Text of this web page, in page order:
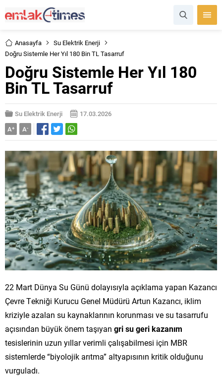
Anasayfa
Su Elektrik Enerji
Doğru Sistemle Her Yıl 180 Bin TL Tasarruf
Doğru Sistemle Her Yıl 180
Bin TL Tasarruf
Su Elektrik Enerji
17.03.2026
A+ A-
22 Mart Dünya Su Günü dolayısıyla açıklama yapan Kazancı
Çevre Tekniği Kurucu Genel Müdürü Artun Kazancı, iklim
kriziyle azalan su kaynaklarının korunması ve su tasarrufu
açısından büyük önem taşıyan gri su geri kazanım
tesislerinin uzun yıllar verimli çalışabilmesi için MBR
sistemlerde “biyolojik arıtma” altyapısının kritik olduğunu
vurguladı.